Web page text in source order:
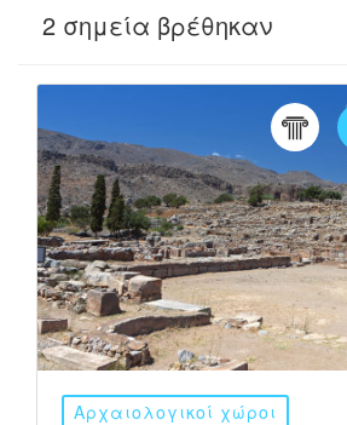
2 σημεία βρέθηκαν
Αρχαιολογικοί χώροι